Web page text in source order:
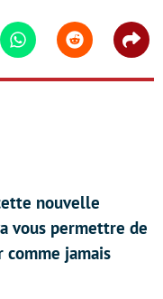
WhatsappReddit
nouvelle
vous permettre de
jamais